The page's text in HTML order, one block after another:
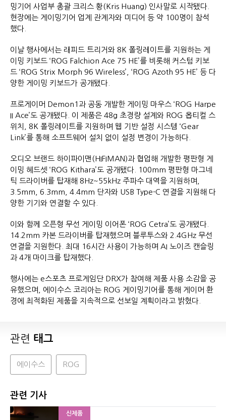
밍기어 사업부 총괄 크리스 황(Kris Huang) 인사말로 시작됐다.
현장에는 게이밍기어 업계 관계자와 미디어 등 약 100명이 참석
했다.
이날 행사에서는 래피드 트리거와 8K 폴링레이트를 지원하는 게
이밍 키보드 ‘ROG Falchion Ace 75 HE’를 비롯해 커스텀 키보
드 ‘ROG Strix Morph 96 Wireless’, ‘ROG Azoth 95 HE’ 등 다
양한 게이밍 키보드가 공개됐다.
프로게이머 Demon1과 공동 개발한 게이밍 마우스 ‘ROG Harpe
II Ace’도 공개됐다. 이 제품은 48g 초경량 설계와 ROG 옵티컬 스
위치, 8K 폴링레이트를 지원하며 웹 기반 설정 시스템 ‘Gear
Link’를 통해 소프트웨어 설치 없이 설정 변경이 가능하다.
오디오 브랜드 하이파이맨(HIFIMAN)과 협업해 개발한 평판형 게
이밍 헤드셋 ‘ROG Kithara’도 공개됐다. 100mm 평판형 마그네
틱 드라이버를 탑재해 8Hz~55kHz 주파수 대역을 지원하며,
3.5mm, 6.3mm, 4.4mm 단자와 USB Type-C 연결을 지원해 다
양한 기기와 연결할 수 있다.
이와 함께 오픈형 무선 게이밍 이어폰 ‘ROG Cetra’도 공개됐다.
14.2mm 카본 드라이버를 탑재했으며 블루투스와 2.4GHz 무선
연결을 지원한다. 최대 16시간 사용이 가능하며 AI 노이즈 캔슬링
과 4개 마이크를 탑재했다.
행사에는 e스포츠 프로게임단 DRX가 참여해 제품 사용 소감을 공
유했으며, 에이수스 코리아는 ROG 게이밍기어를 통해 게이머 환
경에 최적화된 제품을 지속적으로 선보일 계획이라고 밝혔다.
관련 태그
에이수스 ROG
관련 기사
신제품